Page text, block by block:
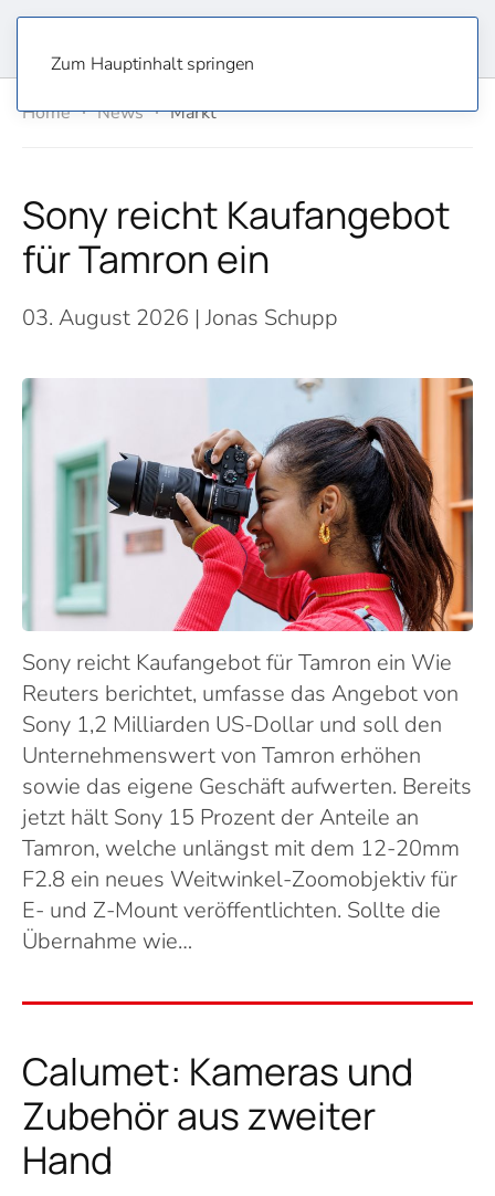
Zum Hauptinhalt springen
Home
News Markt
Sony reicht Kaufangebot
für Tamron ein
03. August 2026 | Jonas Schupp
Sony reicht Kaufangebot für Tamron ein Wie
Reuters berichtet, umfasse das Angebot von
Sony 1,2 Milliarden US-Dollar und soll den
Unternehmenswert von Tamron erhöhen
sowie das eigene Geschäft aufwerten. Bereits
jetzt hält Sony 15 Prozent der Anteile an
Tamron, welche unlängst mit dem 12-20mm
F2.8 ein neues Weitwinkel-Zoomobjektiv für
E- und Z-Mount veröffentlichten. Sollte die
Übernahme wie…
Calumet: Kameras und
Zubehör aus zweiter
Hand